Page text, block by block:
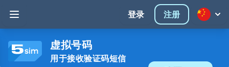
登录 注册
虚拟号码
用于接收验证码短信